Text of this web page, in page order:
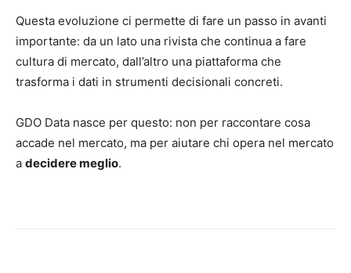
Questa evoluzione ci permette di fare un passo in avanti
importante: da un lato una rivista che continua a fare
cultura di mercato, dall’altro una piattaforma che
trasforma i dati in strumenti decisionali concreti.
GDO Data nasce per questo: non per raccontare cosa
accade nel mercato, ma per aiutare chi opera nel mercato
a decidere meglio.